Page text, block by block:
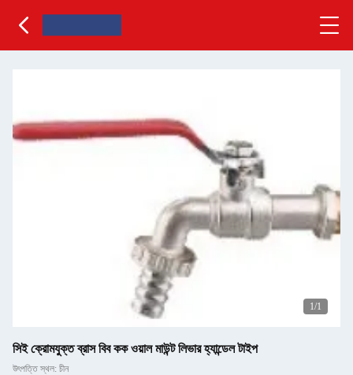
1/1
সিই ক্রোমযুক্ত ব্রাস বিব কক ওয়াল মাউন্ট লিভার হ্যান্ডেল টাইপ
উৎপত্তি স্থল: চীন